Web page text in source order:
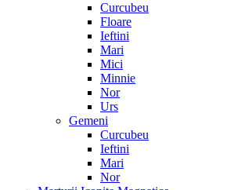
Curcubeu
Floare
Ieftini
Mari
Mici
Minnie
Nor
Urs
Gemeni
Curcubeu
Ieftini
Mari
Nor